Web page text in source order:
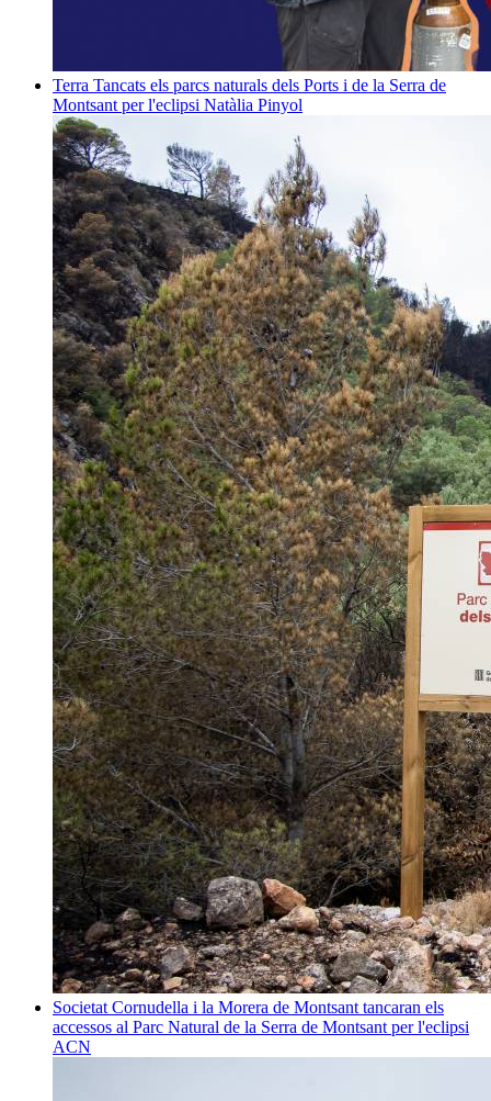
Terra Tancats els parcs naturals dels Ports i de la Serra de
Montsant per l'eclipsi Natàlia Pinyol
Societat Cornudella i la Morera de Montsant tancaran els
accessos al Parc Natural de la Serra de Montsant per l'eclipsi
ACN